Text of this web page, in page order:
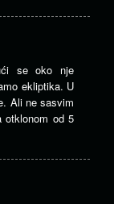
se oko nje
ekliptika. U
Ali ne sasvim
otklonom od 5